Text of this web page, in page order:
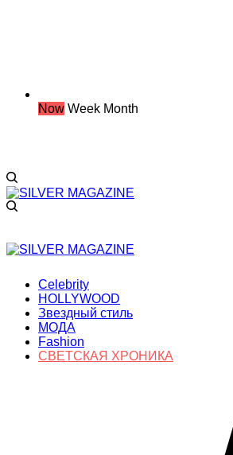
Now Week Month
Celebrity
HOLLYWOOD
Звездный стиль
МОДА
Fashion
СВЕТСКАЯ ХРОНИКА